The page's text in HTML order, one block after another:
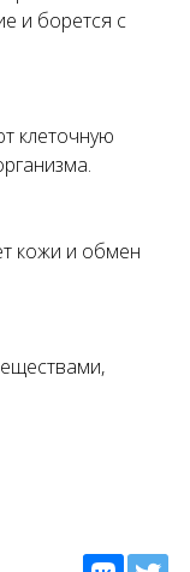
и борется с
клеточную
кожи и обмен